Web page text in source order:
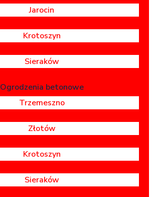
Jarocin
Krotoszyn
Sieraków
Ogrodzenia betonowe
Trzemeszno
Złotów
Krotoszyn
Sieraków